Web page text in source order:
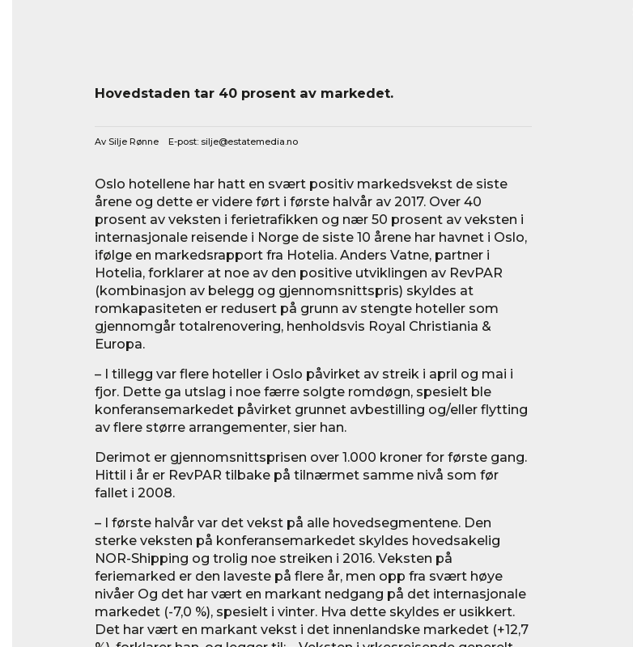
Hovedstaden tar 40 prosent av markedet.
Av Silje Rønne E-post: silje@estatemedia.no
Oslo hotellene har hatt en svært positiv markedsvekst de siste
årene og dette er videre ført i første halvår av 2017. Over 40
prosent av veksten i ferietrafikken og nær 50 prosent av veksten i
internasjonale reisende i Norge de siste 10 årene har havnet i Oslo,
ifølge en markedsrapport fra Hotelia. Anders Vatne, partner i
Hotelia, forklarer at noe av den positive utviklingen av RevPAR
(kombinasjon av belegg og gjennomsnittspris) skyldes at
romkapasiteten er redusert på grunn av stengte hoteller som
gjennomgår totalrenovering, henholdsvis Royal Christiania &
Europa.
– I tillegg var flere hoteller i Oslo påvirket av streik i april og mai i
fjor. Dette ga utslag i noe færre solgte romdøgn, spesielt ble
konferansemarkedet påvirket grunnet avbestilling og/eller flytting
av flere større arrangementer, sier han.
Derimot er gjennomsnittsprisen over 1.000 kroner for første gang.
Hittil i år er RevPAR tilbake på tilnærmet samme nivå som før
fallet i 2008.
– I første halvår var det vekst på alle hovedsegmentene. Den
sterke veksten på konferansemarkedet skyldes hovedsakelig
NOR-Shipping og trolig noe streiken i 2016. Veksten på
feriemarked er den laveste på flere år, men opp fra svært høye
nivåer Og det har vært en markant nedgang på det internasjonale
markedet (-7,0 %), spesielt i vinter. Hva dette skyldes er usikkert.
Det har vært en markant vekst i det innenlandske markedet (+12,7